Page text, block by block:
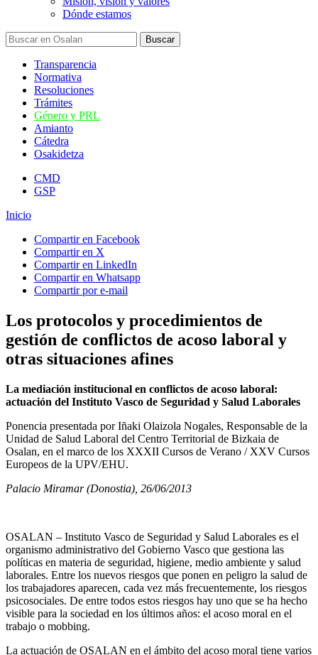
Dónde estamos
Transparencia
Normativa
Resoluciones
Trámites
Género y PRL
Amianto
Cátedra
Osakidetza
CMD
GSP
Inicio
Compartir en Facebook
Compartir en X
Compartir en LinkedIn
Compartir en Whatsapp
Compartir por e-mail
Los protocolos y procedimientos de
gestión de conflictos de acoso laboral y
otras situaciones afines
La mediación institucional en conflictos de acoso laboral:
actuación del Instituto Vasco de Seguridad y Salud Laborales
Ponencia presentada por Iñaki Olaizola Nogales, Responsable de la
Unidad de Salud Laboral del Centro Territorial de Bizkaia de
Osalan, en el marco de los XXXII Cursos de Verano / XXV Cursos
Europeos de la UPV/EHU.
Palacio Miramar (Donostia), 26/06/2013
OSALAN – Instituto Vasco de Seguridad y Salud Laborales es el
organismo administrativo del Gobierno Vasco que gestiona las
políticas en materia de seguridad, higiene, medio ambiente y salud
laborales. Entre los nuevos riesgos que ponen en peligro la salud de
los trabajadores aparecen, cada vez más frecuentemente, los riesgos
psicosociales. De entre todos estos riesgos hay uno que se ha hecho
visible para la sociedad en los últimos años: el acoso moral en el
trabajo o mobbing.
La actuación de OSALAN en el ámbito del acoso moral tiene varios